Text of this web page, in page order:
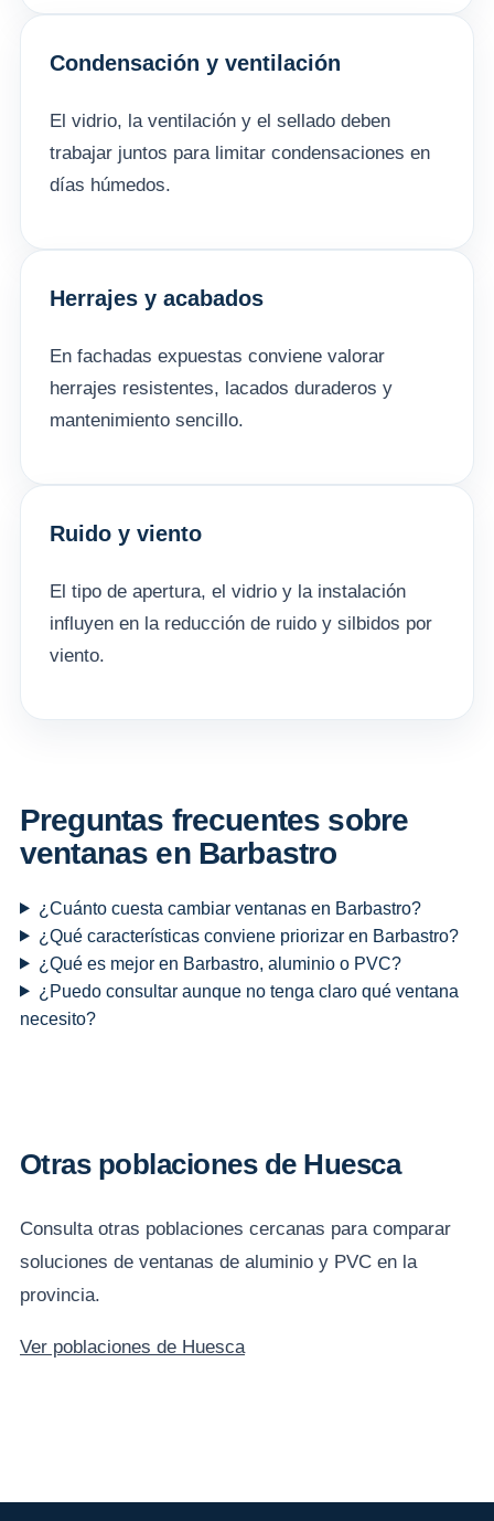
Condensación y ventilación
El vidrio, la ventilación y el sellado deben
trabajar juntos para limitar condensaciones en
días húmedos.
Herrajes y acabados
En fachadas expuestas conviene valorar
herrajes resistentes, lacados duraderos y
mantenimiento sencillo.
Ruido y viento
El tipo de apertura, el vidrio y la instalación
influyen en la reducción de ruido y silbidos por
viento.
Preguntas frecuentes sobre
ventanas en Barbastro
¿Cuánto cuesta cambiar ventanas en Barbastro?
¿Qué características conviene priorizar en Barbastro?
¿Qué es mejor en Barbastro, aluminio o PVC?
¿Puedo consultar aunque no tenga claro qué ventana
necesito?
Otras poblaciones de Huesca
Consulta otras poblaciones cercanas para comparar
soluciones de ventanas de aluminio y PVC en la
provincia.
Ver poblaciones de Huesca